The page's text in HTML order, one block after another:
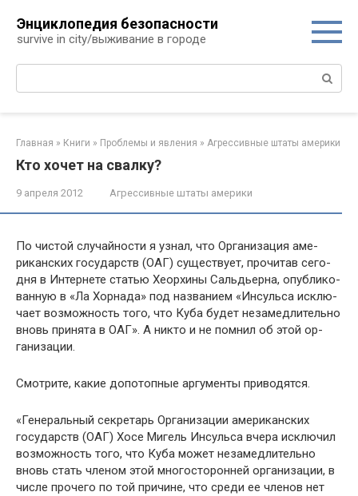
контенту
Энциклопедия безопасности
survive in city/выживание в городе
Поиск:
Главная » Книги » Проблемы и явления » Агрессивные штаты америки
Кто хочет на свалку?
9 апреля 2012 Агрессивные штаты америки
По чистой случайности я узнал, что Организация аме­
риканских государств (ОАГ) существует, прочитав сего­
дня в Интернете статью Хеорхины Сальдьерна, опублико­
ванную в «Ла Хорнада» под названием «Инсульса исклю­
чает возможность того, что Куба будет незамедлительно
вновь принята в ОАГ». А никто и не помнил об этой ор­
ганизации.
Смотрите, какие допотопные аргументы приводятся.
«Генеральный секретарь Организации американских
государств (ОАГ) Хосе Мигель Инсульса вчера исключил
возможность того, что Куба может незамедлительно
вновь стать членом этой многосторонней организации, в
числе прочего по той причине, что среди ее членов нет